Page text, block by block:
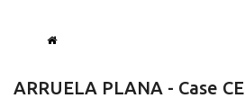
ARRUELA PLANA - Case CE